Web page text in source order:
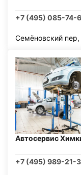
+7 (495) 085-74-
Семёновский
Автосервис
+7 (495) 989-21-